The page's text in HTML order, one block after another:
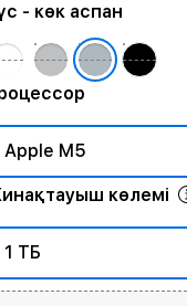
Apple M5
көлемі
1 ТБ
- көк аспан